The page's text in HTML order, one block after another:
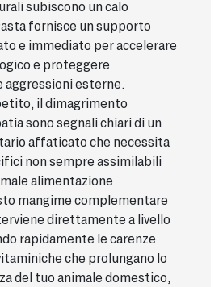
subiscono un calo
fornisce un supporto
e immediato per accelerare
e proteggere
aggressioni esterne.
il dimagrimento
sono segnali chiari di un
affaticato che necessita
non sempre assimilabili
alimentazione
mangime complementare
direttamente a livello
rapidamente le carenze
che prolungano lo
del tuo animale domestico,